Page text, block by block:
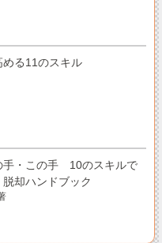
る11のスキル
手・この手 10のスキルで
却ハンドブック